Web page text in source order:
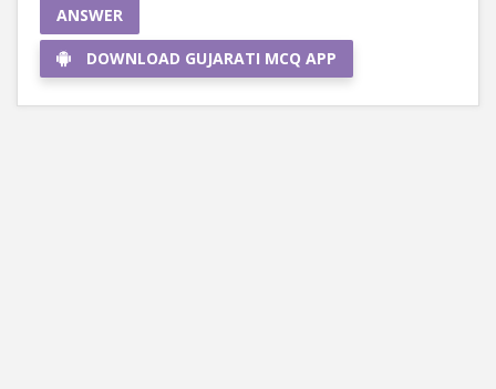
ANSWER
DOWNLOAD GUJARATI MCQ APP